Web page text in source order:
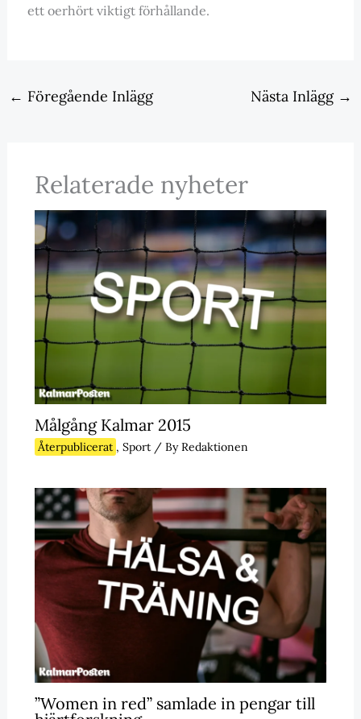
ett oerhört viktigt förhållande.
← Föregående Inlägg Nästa Inlägg →
Relaterade nyheter
Målgång Kalmar 2015
Återpublicerat , Sport/ ByRedaktionen
”Women in red” samlade in pengar till